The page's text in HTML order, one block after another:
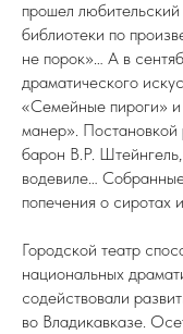
прошел
библиотеки по
не порок»… А в
драматического
«Семейные пироги»
манер». Постановкой
барон В.Р.
водевиле…
попечения о сиротах
Городской театр
национальных
содействовали
во Владикавказе.